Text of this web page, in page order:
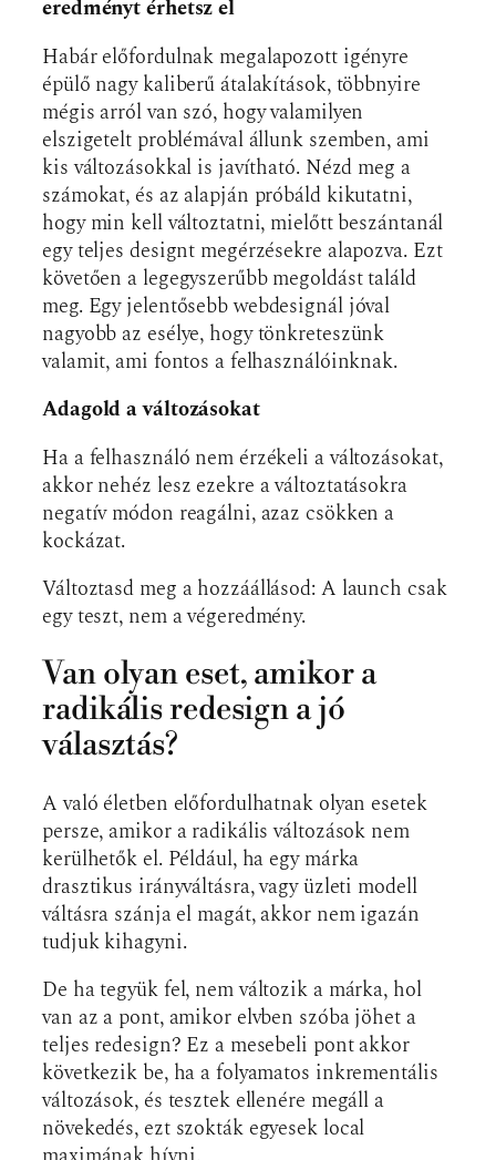
eredményt érhetsz el
Habár előfordulnak megalapozott igényre
épülő nagy kaliberű átalakítások, többnyire
mégis arról van szó, hogy valamilyen
elszigetelt problémával állunk szemben, ami
kis változásokkal is javítható. Nézd meg a
számokat, és az alapján próbáld kikutatni,
hogy min kell változtatni, mielőtt beszántanál
egy teljes designt megérzésekre alapozva. Ezt
követően a legegyszerűbb megoldást találd
meg. Egy jelentősebb webdesignál jóval
nagyobb az esélye, hogy tönkreteszünk
valamit, ami fontos a felhasználóinknak.
Adagold a változásokat
Ha a felhasználó nem érzékeli a változásokat,
akkor nehéz lesz ezekre a változtatásokra
negatív módon reagálni, azaz csökken a
kockázat.
Változtasd meg a hozzáállásod: A launch csak
egy teszt, nem a végeredmény.
Van olyan eset, amikor a
radikális redesign a jó
választás?
A való életben előfordulhatnak olyan esetek
persze, amikor a radikális változások nem
kerülhetők el. Például, ha egy márka
drasztikus irányváltásra, vagy üzleti modell
váltásra szánja el magát, akkor nem igazán
tudjuk kihagyni.
De ha tegyük fel, nem változik a márka, hol
van az a pont, amikor elvben szóba jöhet a
teljes redesign? Ez a mesebeli pont akkor
következik be, ha a folyamatos inkrementális
változások, és tesztek ellenére megáll a
növekedés, ezt szokták egyesek local